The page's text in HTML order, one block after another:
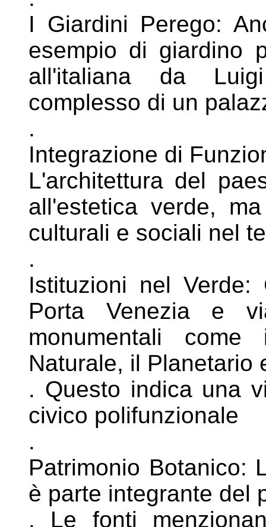
I Giardini Perego:
esempio di giardino
all'italiana da
complesso di un
.
Integrazione di
L'architettura del
all'estetica verde,
culturali e sociali nel
.
Istituzioni nel
Porta Venezia e
monumentali
Naturale, il Planetario
. Questo indica una
civico polifunzionale
.
Patrimonio Botanico:
è parte integrante del
. Le fonti